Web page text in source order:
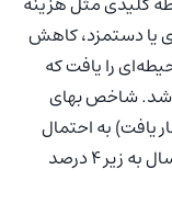
یا دستمزد، کاهش
را یافت که
شاخص بهای
یافت) به احتمال
قریب به یقین برای اولین بار در طول این دو سال به زیر ۴ درصد